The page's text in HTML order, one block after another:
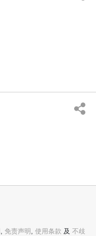
, 免责声明 , 使用条款 及 不歧